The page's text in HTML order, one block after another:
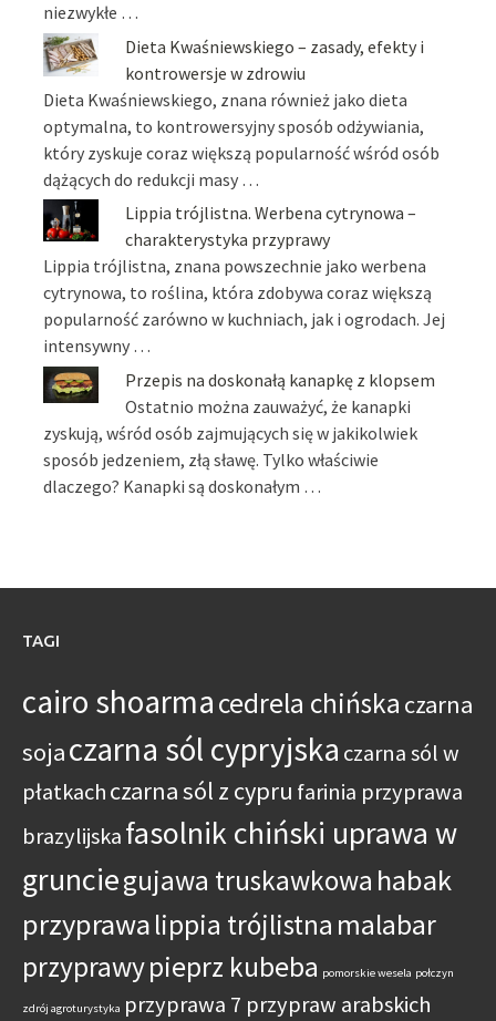
niezwykłe …
Dieta Kwaśniewskiego – zasady, efekty i
kontrowersje w zdrowiu
Dieta Kwaśniewskiego, znana również jako dieta
optymalna, to kontrowersyjny sposób odżywiania,
który zyskuje coraz większą popularność wśród osób
dążących do redukcji masy …
Lippia trójlistna. Werbena cytrynowa –
charakterystyka przyprawy
Lippia trójlistna, znana powszechnie jako werbena
cytrynowa, to roślina, która zdobywa coraz większą
popularność zarówno w kuchniach, jak i ogrodach. Jej
intensywny …
Przepis na doskonałą kanapkę z klopsem
Ostatnio można zauważyć, że kanapki
zyskują, wśród osób zajmujących się w jakikolwiek
sposób jedzeniem, złą sławę. Tylko właściwie
dlaczego? Kanapki są doskonałym …
TAGI
cairo shoarmacedrela chińska czarna
sojaczarna sól cypryjska czarna sól w
płatkachczarna sól z cypru farinia przyprawa
brazylijskafasolnik chiński uprawa w
grunciegujawa truskawkowa habak
przyprawalippia trójlistna malabar
przyprawypieprz kubeba pomorskie wesela połczyn
zdrój agroturystyka przyprawa 7 przypraw arabskich